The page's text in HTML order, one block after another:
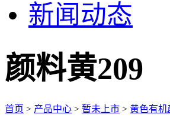
新闻动态
颜料黄209
首页 > 产品中心 > 暂未上市 > 黄色有机